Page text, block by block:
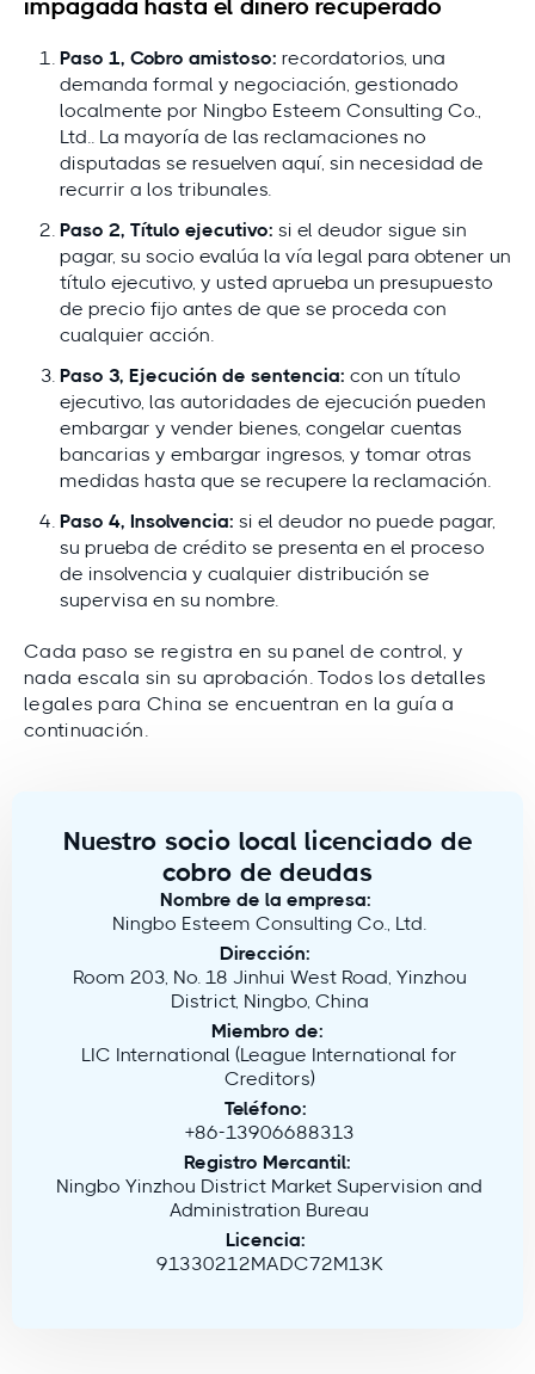
impagada hasta el dinero recuperado
Paso 1, Cobro amistoso: recordatorios, una
demanda formal y negociación, gestionado
localmente por Ningbo Esteem Consulting Co.,
Ltd.. La mayoría de las reclamaciones no
disputadas se resuelven aquí, sin necesidad de
recurrir a los tribunales.
Paso 2, Título ejecutivo: si el deudor sigue sin
pagar, su socio evalúa la vía legal para obtener un
título ejecutivo, y usted aprueba un presupuesto
de precio fijo antes de que se proceda con
cualquier acción.
Paso 3, Ejecución de sentencia: con un título
ejecutivo, las autoridades de ejecución pueden
embargar y vender bienes, congelar cuentas
bancarias y embargar ingresos, y tomar otras
medidas hasta que se recupere la reclamación.
Paso 4, Insolvencia: si el deudor no puede pagar,
su prueba de crédito se presenta en el proceso
de insolvencia y cualquier distribución se
supervisa en su nombre.
Cada paso se registra en su panel de control, y
nada escala sin su aprobación. Todos los detalles
legales para China se encuentran en la guía a
continuación.
Nuestro socio local licenciado de
cobro de deudas
Nombre de la empresa:
Ningbo Esteem Consulting Co., Ltd.
Dirección:
Room 203, No. 18 Jinhui West Road, Yinzhou
District, Ningbo, China
Miembro de:
LIC International (League International for
Creditors)
Teléfono:
+86-13906688313
Registro Mercantil:
Ningbo Yinzhou District Market Supervision and
Administration Bureau
Licencia:
91330212MADC72M13K